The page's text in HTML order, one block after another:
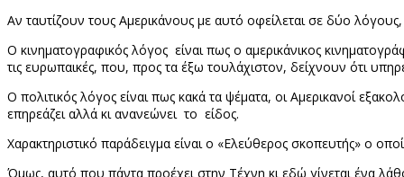
Αν ταυτίζουν τους Αμερικάνους με αυτό οφείλεται σε δύο
Ο κινηματογραφικός λόγος είναι πως ο αμερικάνικος
τις ευρωπαικές, που, προς τα έξω τουλάχιστον, δείχνουν ότι
Ο πολιτικός λόγος είναι πως κακά τα ψέματα, οι Αμερικανοί
επηρεάζει αλλά κι ανανεώνει το είδος.
Χαρακτηριστικό παράδειγμα είναι ο «Ελεύθερος σκοπευτής» ο
Όμως, αυτό που πάντα προέχει στην Τέχνη κι εδώ γίνεται ένα